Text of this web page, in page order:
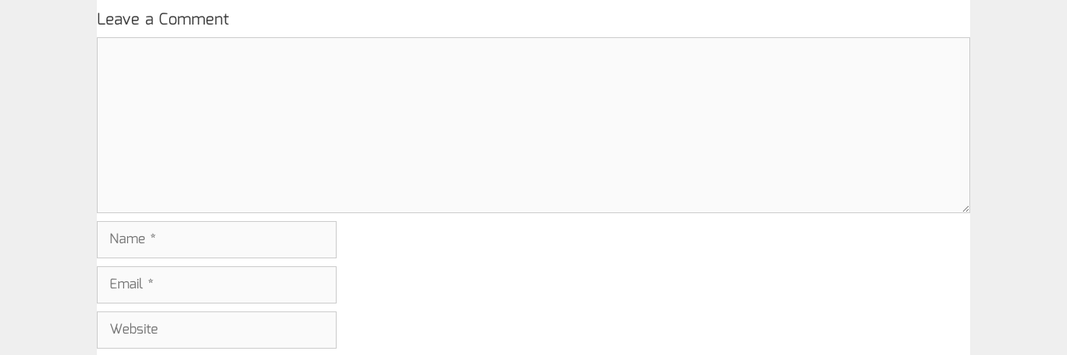
Leave a Comment
Name
Email
Website